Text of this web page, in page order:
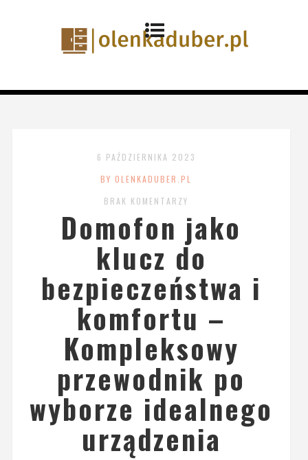
6 PAŹDZIERNIKA 2023
BY OLENKADUBER.PL
BRAK KOMENTARZY
Domofon jako
klucz do
bezpieczeństwa i
komfortu –
Kompleksowy
przewodnik po
wyborze idealnego
urządzenia